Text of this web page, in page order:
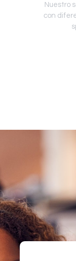
Nuestro
con